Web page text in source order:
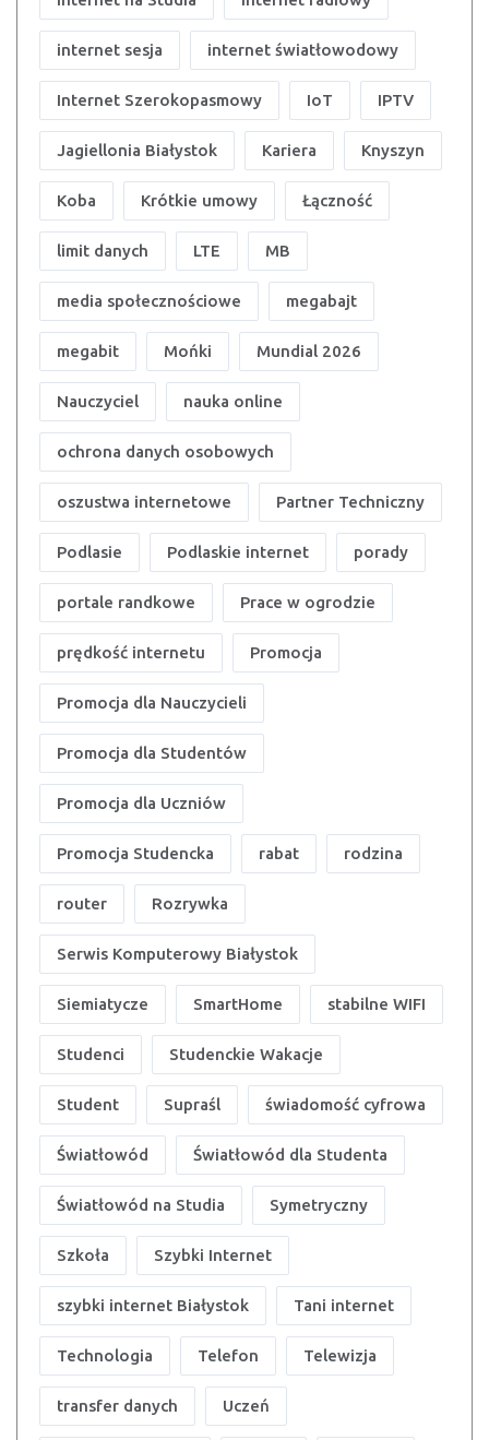
internet sesja internet światłowodowy
Internet Szerokopasmowy IoT IPTV
Jagiellonia Białystok Kariera Knyszyn
Koba Krótkie umowy Łączność
limit danych LTE MB
media społecznościowe megabajt
megabit Mońki Mundial 2026
Nauczyciel nauka online
ochrona danych osobowych
oszustwa internetowe Partner Techniczny
Podlasie Podlaskie internet porady
portale randkowe Prace w ogrodzie
prędkość internetu Promocja
Promocja dla Nauczycieli
Promocja dla Studentów
Promocja dla Uczniów
Promocja Studencka rabat rodzina
router Rozrywka
Serwis Komputerowy Białystok
Siemiatycze SmartHome stabilne WIFI
Studenci Studenckie Wakacje
Student Supraśl świadomość cyfrowa
Światłowód Światłowód dla Studenta
Światłowód na Studia Symetryczny
Szkoła Szybki Internet
szybki internet Białystok Tani internet
Technologia Telefon Telewizja
transfer danych Uczeń